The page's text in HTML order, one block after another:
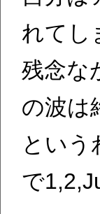
れてし
残念な
の波は
という
で